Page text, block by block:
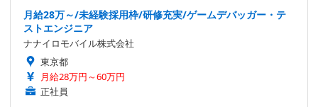
月給28万～/未経験採用枠/研修充実/ゲームデバッガー・テ
ストエンジニア
ナナイロモバイル株式会社
東京都
月給28万円～60万円
正社員